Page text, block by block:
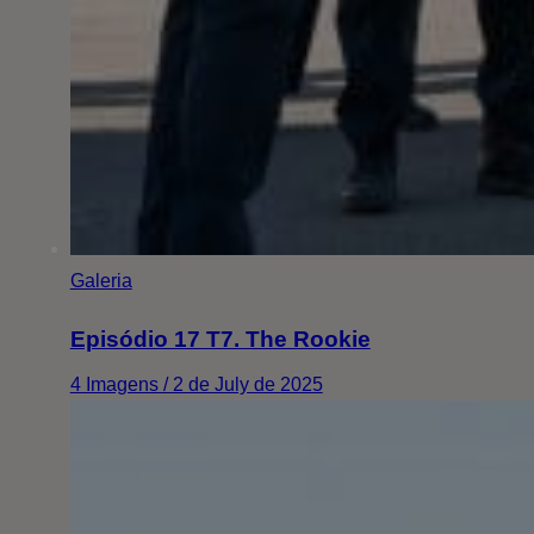
Galeria
Episódio 17 T7. The Rookie
4 Imagens / 2 de July de 2025